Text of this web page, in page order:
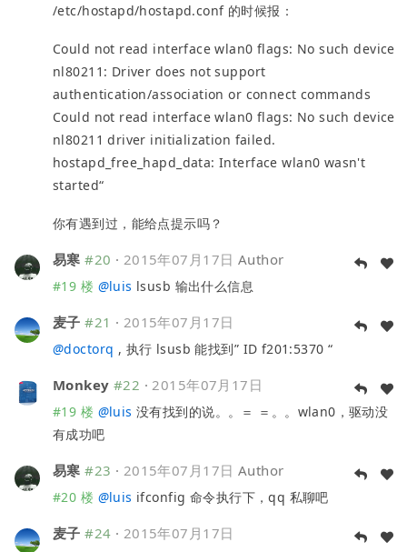
/etc/hostapd/hostapd.conf 的时候报：
Could not read interface wlan0 flags: No such device
nl80211: Driver does not support
authentication/association or connect commands
Could not read interface wlan0 flags: No such device
nl80211 driver initialization failed.
hostapd_free_hapd_data: Interface wlan0 wasn't
started“
你有遇到过，能给点提示吗？
易寒 #20 · 2015年07月17日 Author
#19 楼 @luis lsusb 输出什么信息
麦子 #21 · 2015年07月17日
@doctorq , 执行 lsusb 能找到” ID f201:5370 “
Monkey #22 · 2015年07月17日
#19 楼 @luis 没有找到的说。。＝ ＝。。wlan0，驱动没
有成功吧
易寒 #23 · 2015年07月17日 Author
#20 楼 @luis ifconfig 命令执行下，qq 私聊吧
麦子 #24 · 2015年07月17日